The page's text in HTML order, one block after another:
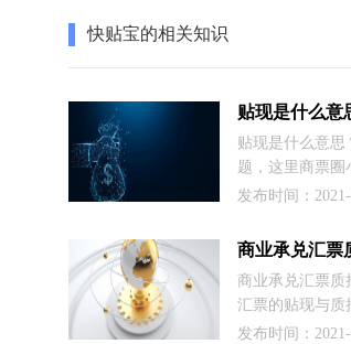
快贴宝的相关知识
贴现是什么意
贴现是什么意思
题，这里商票圈
在实际业务当
持有者要按照票
般是3到6个月
此情况下，持
换处现金。
发布时间：
商业承兑汇票质
汇票的贴现与质
票据权利处理上
发布时间：